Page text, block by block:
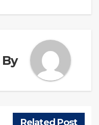
By
Related Post